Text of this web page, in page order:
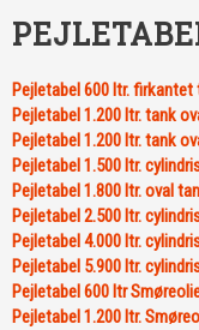
Pejletabel 600 ltr. firkantet
Pejletabel 1.200 ltr. tank
Pejletabel 1.200 ltr. tank
Pejletabel 1.500 ltr.
Pejletabel 1.800 ltr. oval
Pejletabel 2.500 ltr.
Pejletabel 4.000 ltr.
Pejletabel 5.900 ltr.
Pejletabel 600 ltr
Pejletabel 1.200 ltr.